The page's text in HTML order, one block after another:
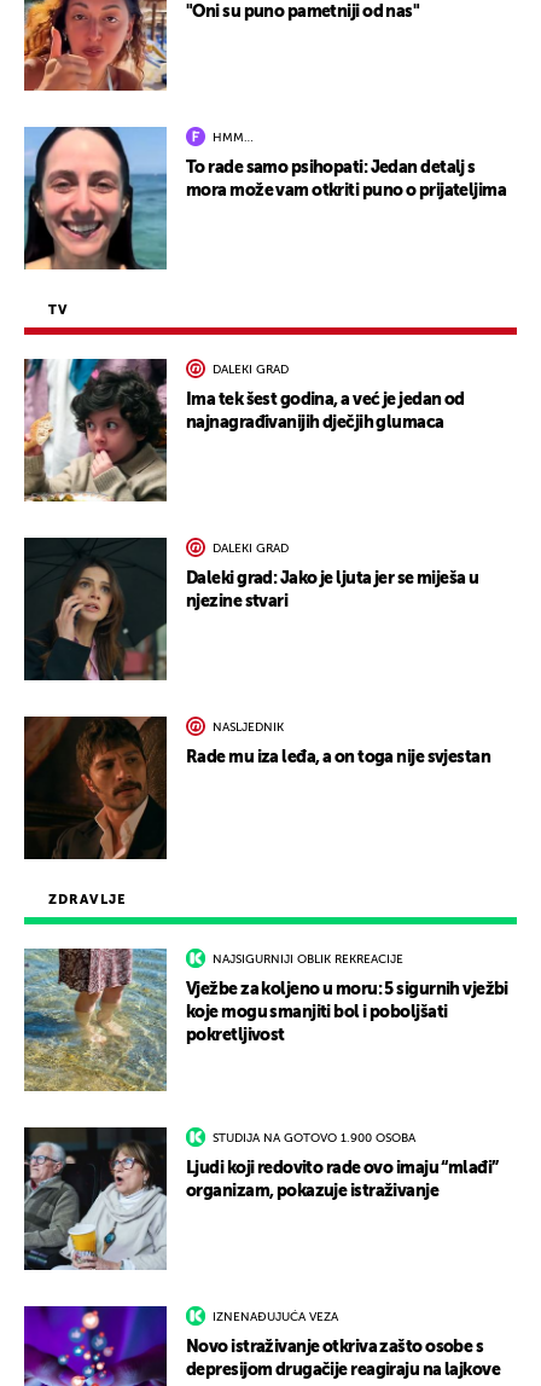
ZDRAVLJE
NAJSIGURNIJI OBLIK REKREACIJE
Vježbe za koljeno u moru: 5 sigurnih vježbi
koje mogu smanjiti bol i poboljšati
pokretljivost
STUDIJA NA GOTOVO 1.900 OSOBA
Ljudi koji redovito rade ovo imaju “mlađi”
organizam, pokazuje istraživanje
IZNENAĐUJUĆA VEZA
Novo istraživanje otkriva zašto osobe s
depresijom drugačije reagiraju na lajkove
"Oni su puno pametniji od nas"
HMM…
To rade samo psihopati: Jedan detalj s
mora može vam otkriti puno o prijateljima
TV
DALEKI GRAD
Ima tek šest godina, a već je jedan od
najnagrađivanijih dječjih glumaca
DALEKI GRAD
Daleki grad: Jako je ljuta jer se miješa u
njezine stvari
NASLJEDNIK
Rade mu iza leđa, a on toga nije svjestan